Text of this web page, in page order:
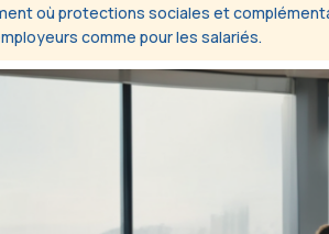
où protections sociales et
comme pour les salariés.